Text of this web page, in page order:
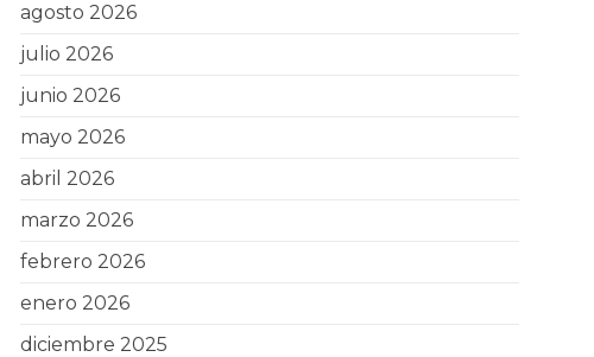
agosto 2026
julio 2026
junio 2026
mayo 2026
abril 2026
marzo 2026
febrero 2026
enero 2026
diciembre 2025